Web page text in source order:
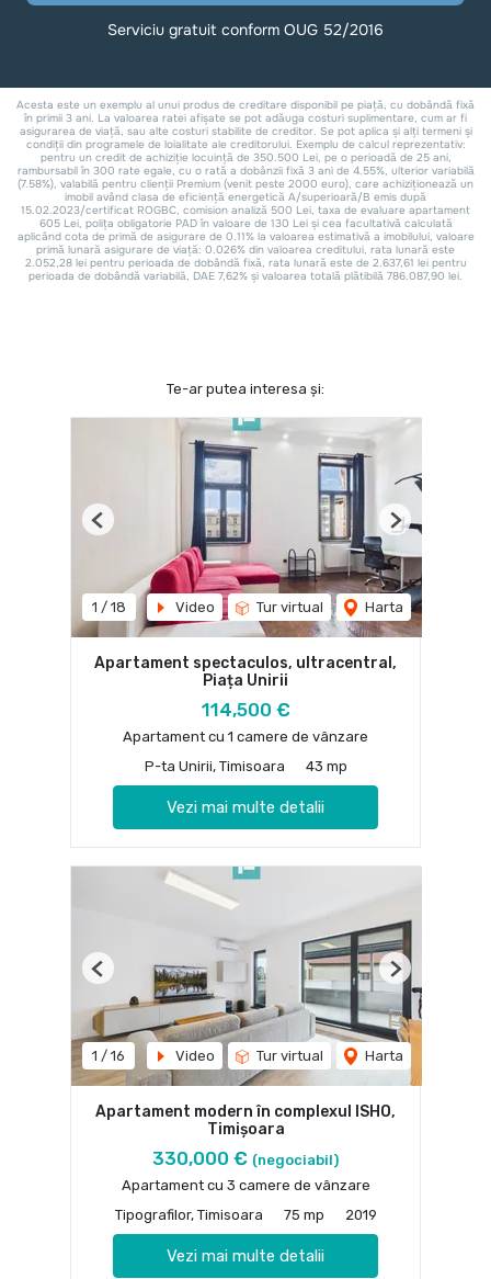
Te-ar putea interesa și:
1 / 18 Video Tur virtual Harta
Previous Next
Apartament spectaculos, ultracentral,
Piața Unirii
114,500 €
Apartament cu 1 camere de vânzare
P-ta Unirii, Timisoara
43 mp
Vezi mai multe detalii
1 / 16 Video Tur virtual Harta
Previous Next
Apartament modern în complexul ISHO,
Timișoara
330,000 € (negociabil)
Apartament cu 3 camere de vânzare
Tipografilor, Timisoara
75 mp 2019
Vezi mai multe detalii